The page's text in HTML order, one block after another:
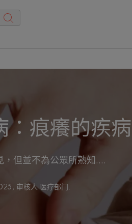
：痕癢的疾病
但並不為公眾所熟知....
, 审核人 医疗部门